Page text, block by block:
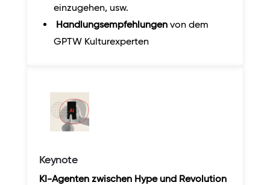
einzugehen, usw.
Handlungsempfehlungen von dem
GPTW Kulturexperten
Keynote
KI-Agenten zwischen Hype und Revolution